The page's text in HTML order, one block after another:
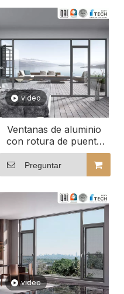
video
Ventanas de aluminio
con rotura de puente
térmico personalizadas
diseñadas para su
comodidad
Preguntar
video